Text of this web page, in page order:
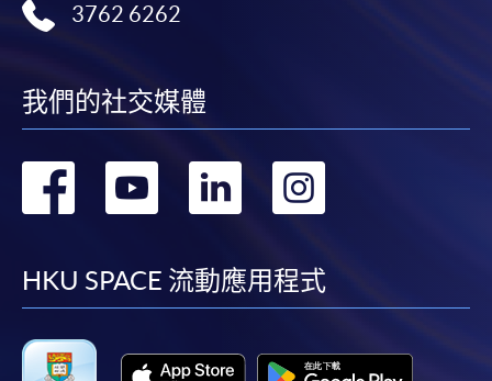
3762 6262
我們的社交媒體
轉
facebook
轉
youtube
轉
linkedin
轉
HKU SPACE 流動應用程式